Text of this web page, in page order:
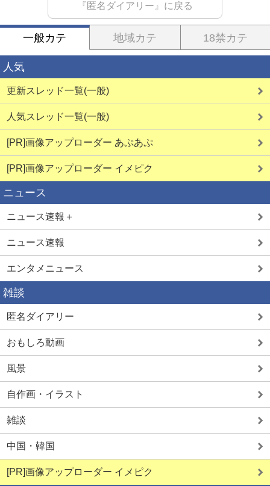
『匿名ダイアリー』に戻る
一般カテ 地域カテ 18禁カテ
人気
更新スレッド一覧(一般)
人気スレッド一覧(一般)
[PR]画像アップローダー あぷあぷ
[PR]画像アップローダー イメピク
ニュース
ニュース速報＋
ニュース速報
エンタメニュース
雑談
匿名ダイアリー
おもしろ動画
風景
自作画・イラスト
雑談
中国・韓国
[PR]画像アップローダー イメピク